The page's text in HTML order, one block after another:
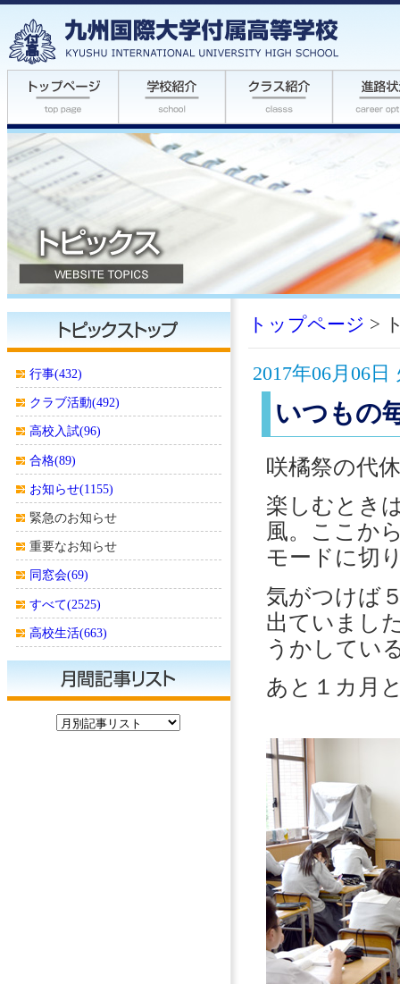
行事(432)
クラブ活動(492)
高校入試(96)
合格(89)
お知らせ(1155)
緊急のお知らせ
重要なお知らせ
同窓会(69)
すべて(2525)
高校生活(663)
トップページ >
2017年06月06
いつもの
咲橘祭の代
楽しむとき
風。ここか
モードに切
気がつけば
出ていまし
うかしてい
あと１カ月